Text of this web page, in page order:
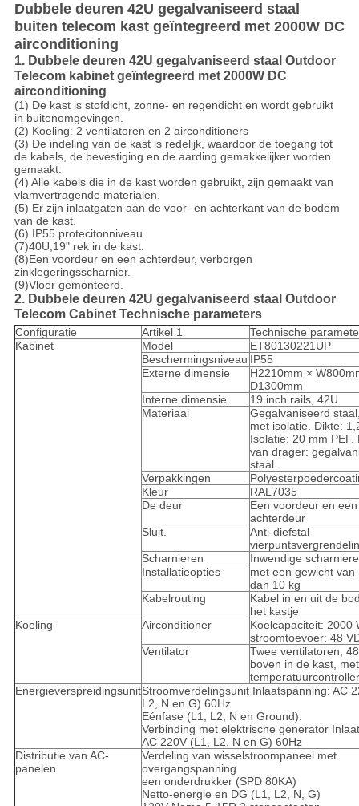
Dubbele deuren 42U gegalvaniseerd staal
buiten telecom kast geïntegreerd met 2000W DC
airconditioning
1. Dubbele deuren 42U gegalvaniseerd staal Outdoor
Telecom kabinet geïntegreerd met 2000W DC
airconditioning
(1) De kast is stofdicht, zonne- en regendicht en wordt gebruikt
in buitenomgevingen.
(2) Koeling: 2 ventilatoren en 2 airconditioners
(3) De indeling van de kast is redelijk, waardoor de toegang tot
de kabels, de bevestiging en de aarding gemakkelijker worden
gemaakt.
(4) Alle kabels die in de kast worden gebruikt, zijn gemaakt van
vlamvertragende materialen.
(5) Er zijn inlaatgaten aan de voor- en achterkant van de bodem
van de kast.
(6) IP55 protecitonniveau.
(7)40U,19" rek in de kast.
(8)Een voordeur en een achterdeur, verborgen
zinklegeringsscharnier.
(9)Vloer gemonteerd.
2. Dubbele deuren 42U gegalvaniseerd staal Outdoor
Telecom Cabinet Technische parameters
Configuratie Artikel 1
Technische
Kabinet
Model
ET80130221UP
Beschermingsniveau IP55
Externe dimensie
H2210mm ×
D1300mm
Interne dimensie
19 inch rails, 42U
Materiaal
Gegalvaniseerd
met isolatie. Dikte:
Isolatie: 20 mm PEF.
van drager:
staal.
Verpakkingen
Kleur
RAL7035
De deur
Een voordeur en een
achterdeur
Sluit.
Anti-diefstal
Scharnieren
Inwendige
Installatieopties
met een gewicht van
dan 10 kg
Kabelrouting
Kabel in en uit de
het kastje
Koeling
Airconditioner
Koelcapaciteit: 2000
stroomtoevoer: 48
Ventilator
Twee ventilatoren,
boven in de kast, met
EnergieverspreidingsunitStroomverdelingsunit Inlaatspanning: AC
L2, N en G) 60Hz
Eénfase (L1, L2, N en Ground).
Verbinding met elektrische generator
AC 220V (L1, L2, N en G) 60Hz
Distributie van AC-
panelen
Verdeling van wisselstroompaneel met
overgangspanning
een onderdrukker (SPD 80KA)
Netto-energie en DG (L1, L2, N, G)